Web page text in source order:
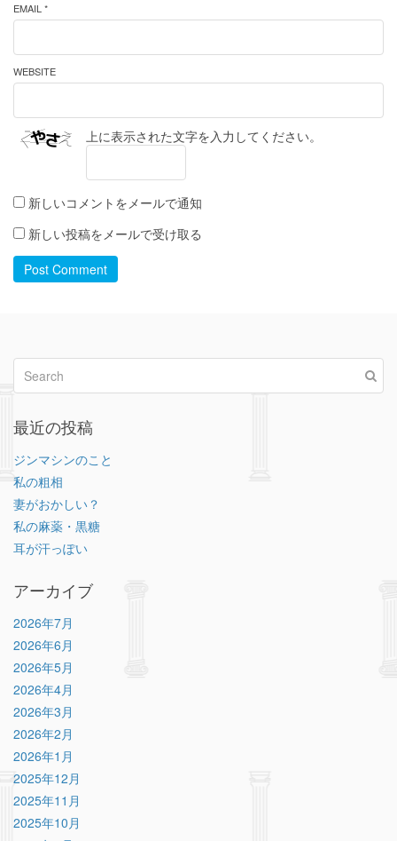
EMAIL *
WEBSITE
上に表示された文字を入力してください。
新しいコメントをメールで通知
新しい投稿をメールで受け取る
Post Comment
最近の投稿
ジンマシンのこと
私の粗相
妻がおかしい？
私の麻薬・黒糖
耳が汗っぽい
アーカイブ
2026年7月
2026年6月
2026年5月
2026年4月
2026年3月
2026年2月
2026年1月
2025年12月
2025年11月
2025年10月